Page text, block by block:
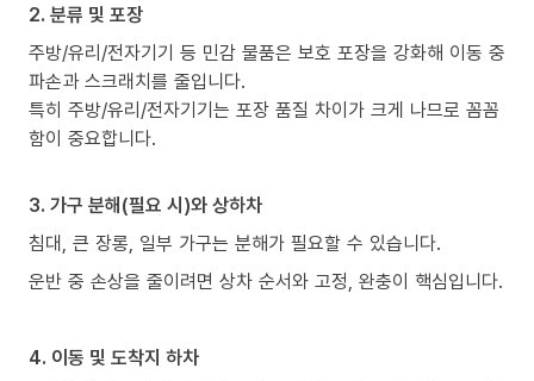
2. 분류 및 포장
주방/유리/전자기기 등 민감 물품은 보호 포장을 강화해 이동 중
파손과 스크래치를 줄입니다.
특히 주방/유리/전자기기는 포장 품질 차이가 크게 나므로 꼼꼼
함이 중요합니다.
3. 가구 분해(필요 시)와 상하차
침대, 큰 장롱, 일부 가구는 분해가 필요할 수 있습니다.
운반 중 손상을 줄이려면 상차 순서와 고정, 완충이 핵심입니다.
4. 이동 및 도착지 하차